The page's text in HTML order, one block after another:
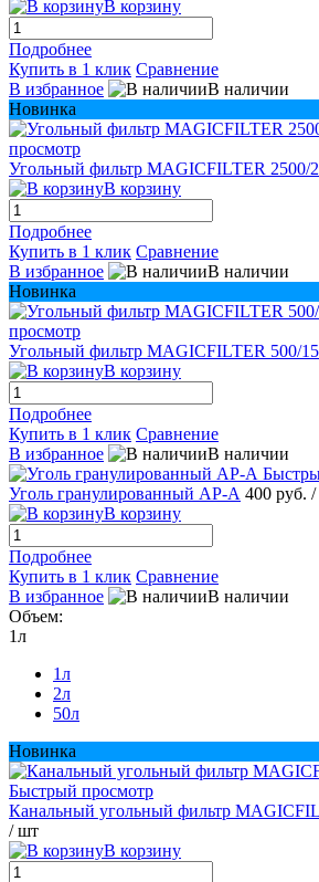
В корзину
Подробнее
Купить в 1 клик Сравнение
В избранное
В наличии
Новинка
просмотр
Угольный фильтр MAGICFILTER 2500/
В корзину
Подробнее
Купить в 1 клик Сравнение
В избранное
В наличии
Новинка
просмотр
Угольный фильтр MAGICFILTER 500/
В корзину
Подробнее
Купить в 1 клик Сравнение
В избранное
В наличии
Уголь гранулированный АР-А 400 руб.
В корзину
Подробнее
Купить в 1 клик Сравнение
В избранное
В наличии
Объем:
1л
1л
2л
50л
Новинка
Быстрый просмотр
Канальный угольный фильтр
/ шт
В корзину